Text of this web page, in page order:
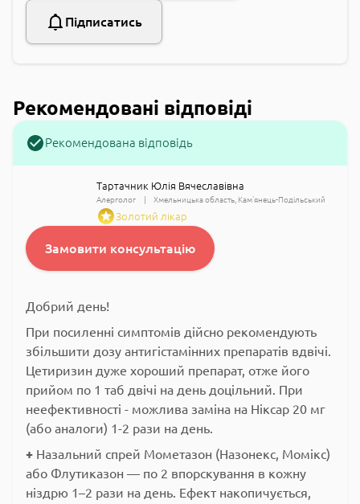
Підписатись
Рекомендовані відповіді
Рекомендована відповідь
Тартачник Юлія Вячеславівна
Алерголог Хмельницька область Кам'янець-Подільський
Золотий лікар
Замовити консультацію
Добрий день!
При посиленні симптомів дійсно рекомендують
збільшити дозу антигістамінних препаратів вдвічі.
Цетиризин дуже хороший препарат, отже його
прийом по 1 таб двічі на день доцільний. При
неефективності - можлива заміна на Ніксар 20 мг
(або аналоги) 1-2 рази на день.
+ Назальний спрей Мометазон (Назонекс, Момікс)
або Флутиказон — по 2 впорскування в кожну
ніздрю 1–2 рази на день. Ефект накопичується,